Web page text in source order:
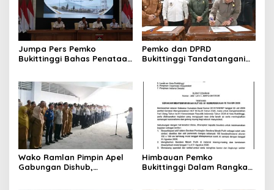
Jumpa Pers Pemko
Bukittinggi Bahas Penataan
Pemko dan DPRD
Bukittinggi Tandatangani
2026
Wako Ramlan Pimpin Apel
Gabungan Dishub,
Himbauan Pemko
Bukittinggi Dalam Rangka